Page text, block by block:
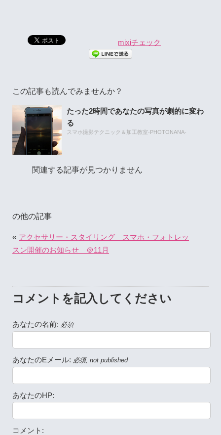
mixiチェック
この記事も読んでみませんか？
たった2時間であなたの写真が劇的に変わ
る
スマホ撮影テクニック＆加工教室-PHOTONANA-
関連する記事が見つかりません
の他の記事
« アクセサリー・スタイリング スマホ・フォトレッ
スン開催のお知らせ ＠11月
コメントを記入してください
あなたの名前: 必須
あなたのEメール: 必須, not published
あなたのHP:
コメント: